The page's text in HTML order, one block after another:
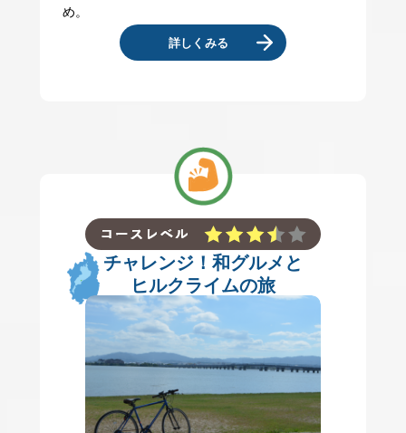
め。
詳しくみる
チャレンジ！和グルメと
ヒルクライムの旅